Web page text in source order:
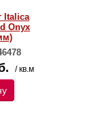
Italica
Onyx
/ кв.м